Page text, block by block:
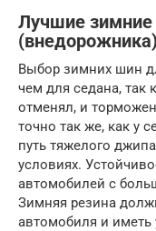
Лучшие
(внедорожника)
Выбор зимних шин
чем для седана, так
отменял, и
точно так же, как у
путь тяжелого
условиях.
автомобилей с
Зимняя резина
автомобиля и иметь